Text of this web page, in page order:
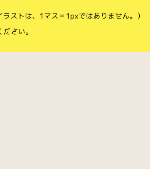
ストは、1マス＝1pxではありません。）
さい。